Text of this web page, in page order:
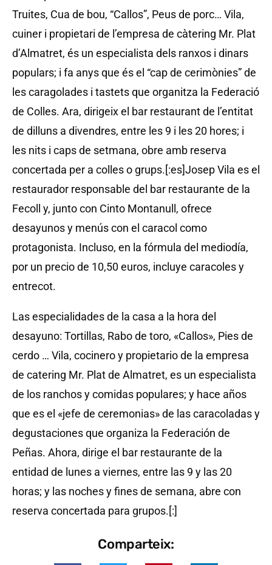
Truites, Cua de bou, “Callos”, Peus de porc… Vila,
cuiner i propietari de l’empresa de càtering Mr. Plat
d’Almatret, és un especialista dels ranxos i dinars
populars; i fa anys que és el “cap de cerimònies” de
les caragolades i tastets que organitza la Federació
de Colles. Ara, dirigeix el bar restaurant de l’entitat
de dilluns a divendres, entre les 9 i les 20 hores; i
les nits i caps de setmana, obre amb reserva
concertada per a colles o grups.[:es]Josep Vila es el
restaurador responsable del bar restaurante de la
Fecoll y, junto con Cinto Montanull, ofrece
desayunos y menús con el caracol como
protagonista. Incluso, en la fórmula del mediodía,
por un precio de 10,50 euros, incluye caracoles y
entrecot.
Las especialidades de la casa a la hora del
desayuno: Tortillas, Rabo de toro, «Callos», Pies de
cerdo … Vila, cocinero y propietario de la empresa
de catering Mr. Plat de Almatret, es un especialista
de los ranchos y comidas populares; y hace años
que es el «jefe de ceremonias» de las caracoladas y
degustaciones que organiza la Federación de
Peñas. Ahora, dirige el bar restaurante de la
entidad de lunes a viernes, entre las 9 y las 20
horas; y las noches y fines de semana, abre con
reserva concertada para grupos.[:]
Comparteix: